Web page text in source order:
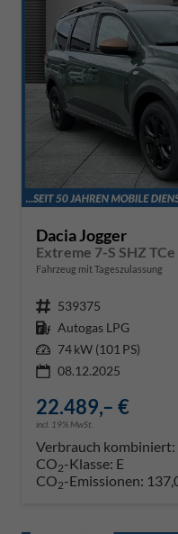
Dacia Jogger
Extreme 7-S SHZ
Fahrzeug mit Tageszulassung
Fahrzeugnr. 539375
Kraftstoff Autogas LPG
Leistung 74 kW (101 PS)
08.12.2025
22.489,– €
incl. 19% MwSt.
Verbrauch kombiniert:
CO2-Klasse: E
CO2-Emissionen: